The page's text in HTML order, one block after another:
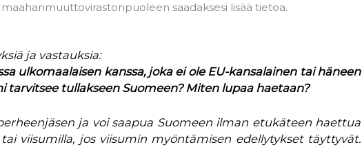
saadaksesi lisää tietoa.
ja vastauksia:
ulkomaalaisen kanssa, joka ei ole EU-kansalainen tai häneen
tarvitsee tullakseen Suomeen? Miten lupaa haetaan?
ja voi saapua Suomeen ilman etukäteen haettua
viisumilla, jos viisumin myöntämisen edellytykset täyttyvät.